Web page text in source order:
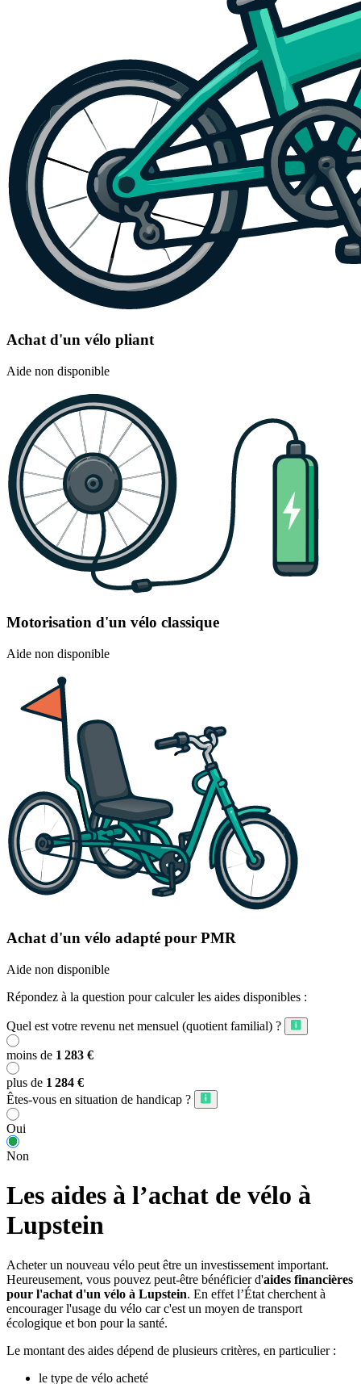
Achat d'un vélo pliant
Aide non disponible
Motorisation d'un vélo classique
Aide non disponible
Achat d'un vélo adapté pour PMR
Aide non disponible
Répondez à la question pour calculer les aides disponibles :
Quel est votre revenu net mensuel (quotient familial) ?
moins de 1 283 €
plus de 1 284 €
Êtes-vous en situation de handicap ?
Oui
Non
Les aides à l’achat de vélo à
Lupstein
Acheter un nouveau vélo peut être un investissement important.
Heureusement, vous pouvez peut-être bénéficier d'aides financières
pour l'achat d'un vélo à Lupstein. En effet l’État cherchent à
encourager l'usage du vélo car c'est un moyen de transport
écologique et bon pour la santé.
Le montant des aides dépend de plusieurs critères, en particulier :
le type de vélo acheté